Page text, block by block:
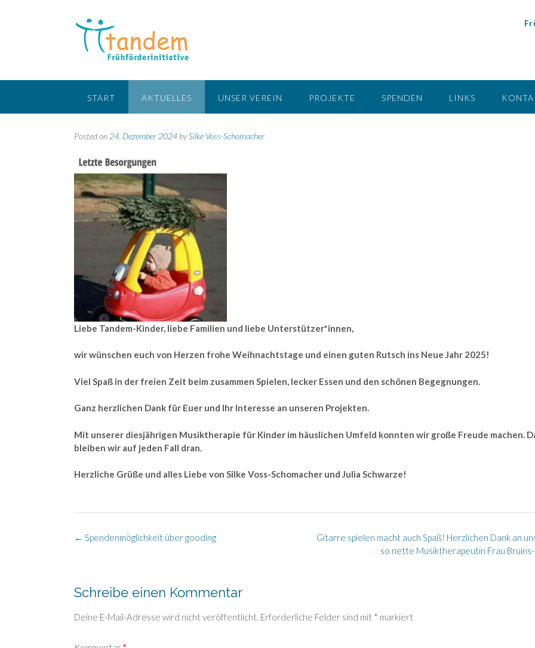
START AKTUELLES UNSER VEREIN PROJEKTE SPENDEN LINKS
Posted on 24. Dezember 2024 bySilke Voss-Schomacher
Liebe Tandem-Kinder, liebe Familien und liebe Unterstützer*innen,
wir wünschen euch von Herzen frohe Weihnachtstage und einen guten Rutsch ins Neue Jahr 2025!
Viel Spaß in der freien Zeit beim zusammen Spielen, lecker Essen und den schönen Begegnungen.
Ganz herzlichen Dank für Euer und Ihr Interesse an unseren Projekten.
Mit unserer diesjährigen Musiktherapie für Kinder im häuslichen Umfeld konnten wir große Freude machen.
bleiben wir auf jeden Fall dran.
Herzliche Grüße und alles Liebe von Silke Voss-Schomacher und Julia Schwarze!
Post
Gitarre spielen macht auch Spaß! Herzlichen Dank an
so nette Musiktherapeutin Frau Bruins-
← Spendenmöglichkeit über gooding
Schreibe einen Kommentar
Deine E-Mail-Adresse wird nicht veröffentlicht. Erforderliche Felder sind mit * markiert